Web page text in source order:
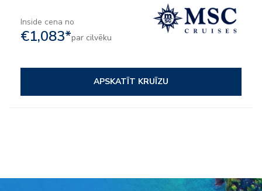
Inside cena no
€1,083*par cilvēku
APSKATĪT KRUĪZU